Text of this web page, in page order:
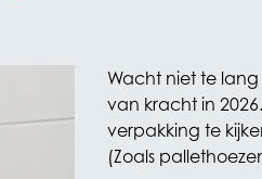
Wacht niet te lang
van kracht in
verpakking te
(Zoals